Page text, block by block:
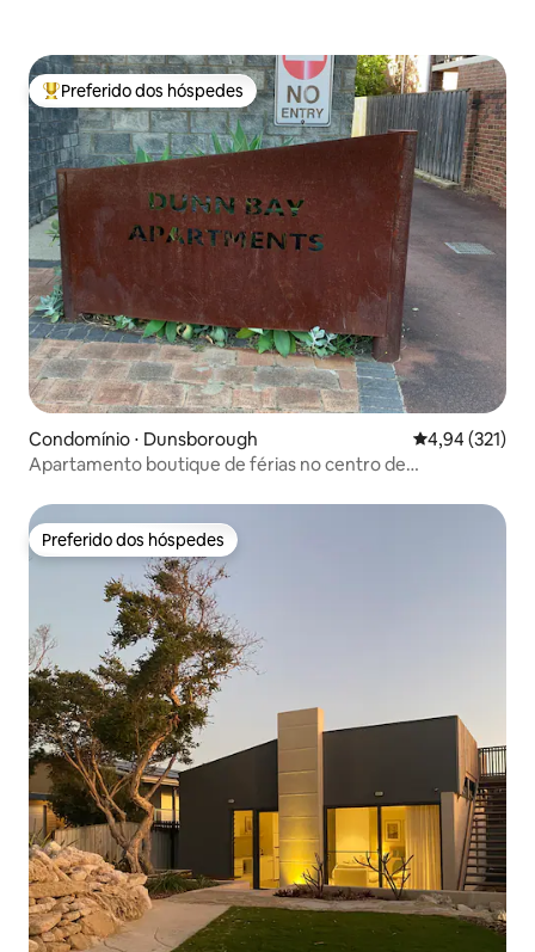
Entre os melhores preferidos dos hóspedes
Preferido dos hóspedes
Condomínio ⋅ Dunsborough 4,94 de uma
4,94 (321)
Apartamento boutique de férias no centro de
Preferido dos hóspedes
Preferido dos hóspedes